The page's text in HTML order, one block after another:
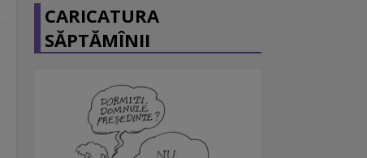
CARICATURA
SĂPTĂMÎNII